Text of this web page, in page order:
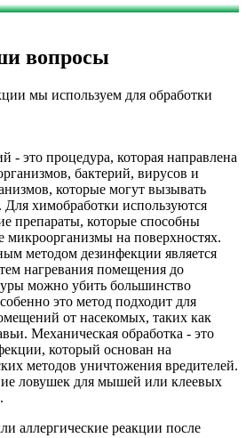
вопросы
мы используем для обработки
- это процедура, которая направлена
бактерий, вирусов и
которые могут вызывать
Для химобработки используются
препараты, которые способны
микроорганизмы на поверхностях.
методом дезинфекции является
нагревания помещения до
можно убить большинство
это метод подходит для
от насекомых, таких как
Механическая обработка - это
который основан на
методов уничтожения вредителей.
ловушек для мышей или клеевых
аллергические реакции после